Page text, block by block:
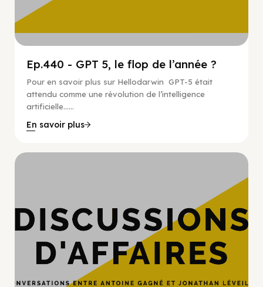
Ep.440 - GPT 5, le flop de l’année ?
Pour en savoir plus sur Hellodarwin GPT-5 était
attendu comme une révolution de l’intelligence
artificielle…...
En savoir plus